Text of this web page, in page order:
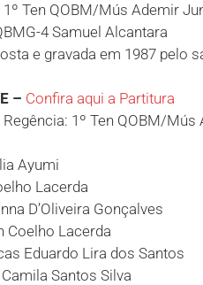
Ten QOBM/Mús Ademir
4 Samuel Alcantara
e gravada em 1987 pelo
– Confira aqui a Partitura
1º Ten QOBM/Mús
Ayumi
Lacerda
D’Oliveira Gonçalves
Coelho Lacerda
Eduardo Lira dos Santos
Santos Silva